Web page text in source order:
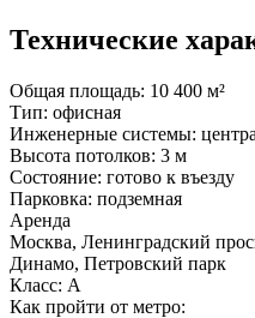
Технические
Общая площадь: 10 400 м²
Тип: офисная
Инженерные системы:
Высота потолков: 3 м
Состояние: готово к въезду
Парковка: подземная
Аренда
Москва, Ленинградский
Динамо, Петровский парк
Класс: А
Как пройти от метро: